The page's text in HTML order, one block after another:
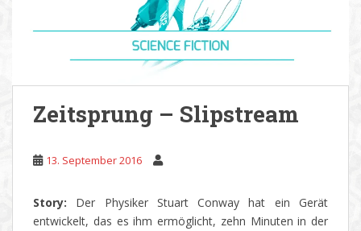
Zeitsprung – Slipstream
13. September 2016
Story: Der Physiker Stuart Conway hat ein Gerät
entwickelt, das es ihm ermöglicht, zehn Minuten in der